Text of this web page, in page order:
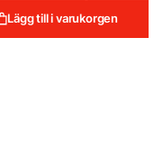
Lägg till i varukorgen